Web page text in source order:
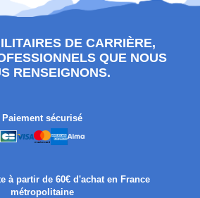
DE CARRIÈRE,
QUE NOUS
RENSEIGNONS.
Paiement sécurisé
à partir de 60€ d'achat en France
métropolitaine